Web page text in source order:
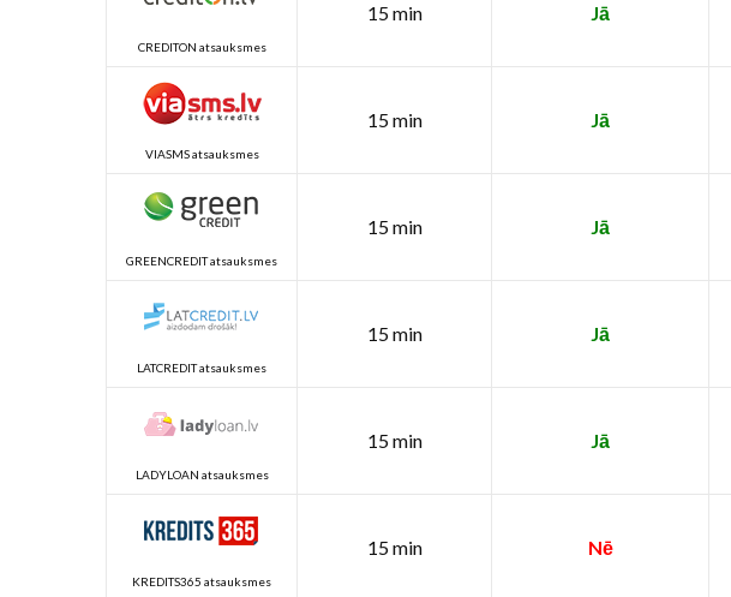
CREDITON atsauksmes
15 min Jā
VIASMS atsauksmes
15 min Jā
GREENCREDIT atsauksmes
15 min Jā
LATCREDIT atsauksmes
15 min Jā
LADYLOAN atsauksmes
15 min Jā
KREDITS365 atsauksmes
15 min Nē